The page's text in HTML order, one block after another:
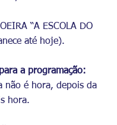
“A ESCOLA DO
até hoje).
a programação:
não é hora, depois da
hora.